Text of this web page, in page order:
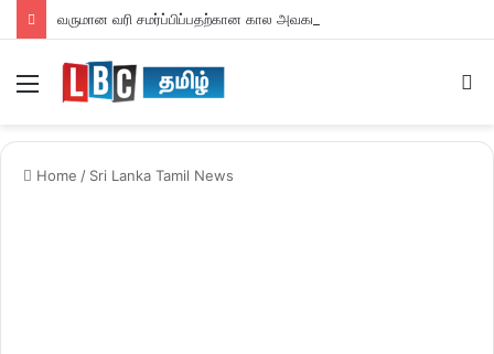
வருமான வரி சமர்ப்பிப்பதற்கான கால அவகாசம் நீடிப்பு
Home / Sri Lanka Tamil News